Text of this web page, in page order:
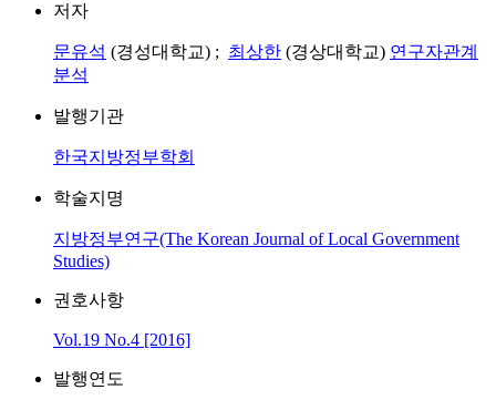
저자
문유석 (경성대학교) ; 최상한 (경상대학교) 연구자관계
분석
발행기관
한국지방정부학회
학술지명
지방정부연구(The Korean Journal of Local Government
Studies)
권호사항
Vol.19 No.4 [2016]
발행연도